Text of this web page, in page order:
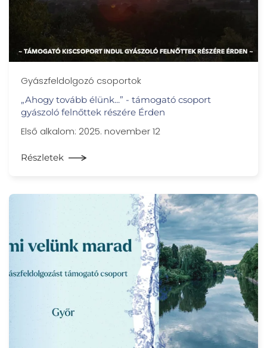
Gyászfeldolgozó csoportok
„Ahogy tovább élünk...” - támogató csoport
gyászoló felnőttek részére Érden
Első alkalom: 2025. november 12
Részletek